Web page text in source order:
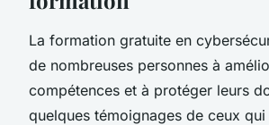
La formation gratuite en
de nombreuses personnes à
compétences et à protéger leurs
quelques témoignages de ceux